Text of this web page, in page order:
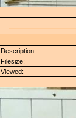
Description:
Filesize:
Viewed: